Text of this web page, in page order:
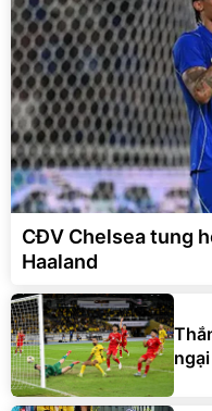
CĐV Chelsea tung
Haaland